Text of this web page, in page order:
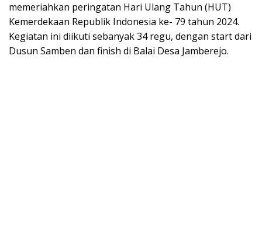
memeriahkan peringatan Hari Ulang Tahun (HUT)
Kemerdekaan Republik Indonesia ke- 79 tahun 2024.
Kegiatan ini diikuti sebanyak 34 regu, dengan start dari
Dusun Samben dan finish di Balai Desa Jamberejo.